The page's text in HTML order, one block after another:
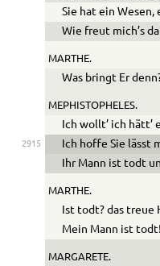
Sie hat ein Wesen,
Wie freut mich’s
MARTHE.
Was bringt Er
MEPHISTOPHELES.
Ich wollt’ ich hätt’
2915
Ich hoffe Sie lässt
Ihr Mann ist todt
MARTHE.
Ist todt? das treue
Mein Mann ist
MARGARETE.